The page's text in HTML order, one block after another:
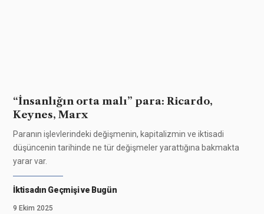
“İnsanlığın orta malı” para: Ricardo,
Keynes, Marx
Paranın işlevlerindeki değişmenin, kapitalizmin ve iktisadi
düşüncenin tarihinde ne tür değişmeler yarattığına bakmakta
yarar var.
İktisadın Geçmişi ve Bugün
9 Ekim 2025